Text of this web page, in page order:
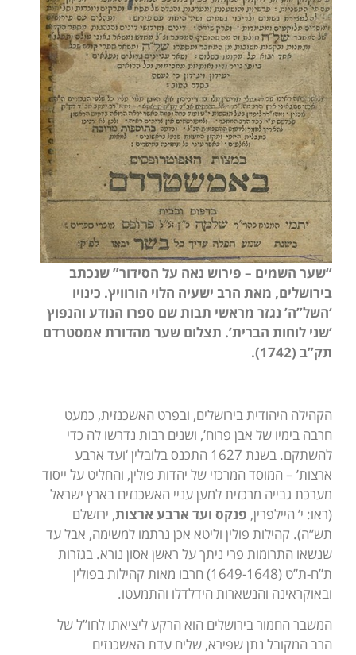
“שער השמים – פירוש נאה על הסידור” שנכתב
בירושלים, מאת הרב ישעיה הלוי הורוויץ. כינויו
‘השל”ה’ נגזר מראשי תבות שם ספרו הנודע והנפוץ
‘שני לוחות הברית’. תצלום שער מהדורת אמסטרדם
תק”ב (1742).
הקהילה היהודית בירושלים, ובפרט האשכנזית, כמעט
חרבה בימיו של אבן פרוח’, ושנים רבות נדרשו לה כדי
להשתקם. בשנת 1627 התכנס בלובלין ‘ועד ארבע
ארצות’ – המוסד המרכזי של יהדות פולין, והחליט על ייסוד
מערכת גבייה מרכזית למען עניי האשכנזים בארץ ישראל
(ראו: י’ היילפרין, פנקס ועד ארבע ארצות, ירושלם
תש”ה). קהילות פולין וליטא אכן נרתמו למשימה, אבל עד
שנשאו התרומות פרי ניתך על ראשן אסון נורא. בגזרות
ת”ח-ת”ט (1649-1648) חרבו מאות קהילות בפולין
ובאוקראינה והנשארות הידלדלו והתמעטו.
המשבר החמור בירושלים הוא הרקע ליציאתו לחו”ל של
הרב המקובל נתן שפירא, שליח עדת האשכנזים